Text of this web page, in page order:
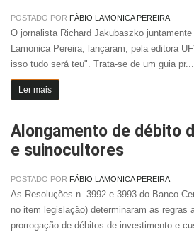
POSTADO POR FÁBIO LAMONICA PEREIRA
O jornalista Richard Jakubaszko
Lamonica Pereira, lançaram, pela editora
isso tudo será teu". Trata-se de um guia pr...
Ler mais
Alongamento de débito
e suinocultores
POSTADO POR FÁBIO LAMONICA PEREIRA
As Resoluções n. 3992 e 3993 do Banco
no item legislação) determinaram as regras
prorrogação de débitos de investimento e